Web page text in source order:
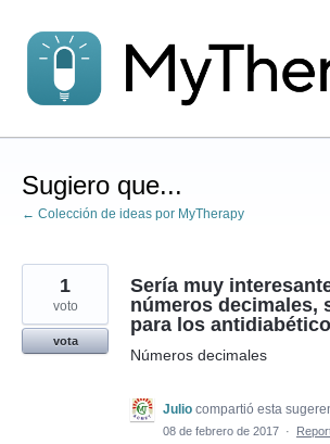
al
contenido
Sugiero que...
← Colección de ideas por MyTherapy
Sería muy
números decimales,
para los
Números decimales
1
voto
vota
Julio compartió esta
08 de febrero de 2017 ·